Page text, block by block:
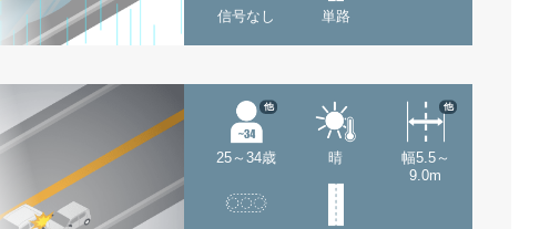
信号なし 単路
25～34歳
他
晴
幅5.5～
9.0m
他